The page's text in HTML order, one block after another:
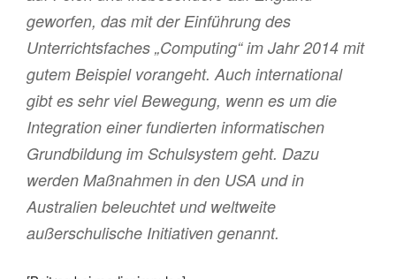
geworfen, das mit der Einführung des
Unterrichtsfaches „Computing“ im Jahr 2014 mit
gutem Beispiel vorangeht. Auch international
gibt es sehr viel Bewegung, wenn es um die
Integration einer fundierten informatischen
Grundbildung im Schulsystem geht. Dazu
werden Maßnahmen in den USA und in
Australien beleuchtet und weltweite
außerschulische Initiativen genannt.